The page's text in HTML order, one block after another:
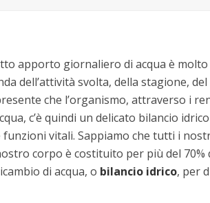
apporto giornaliero di acqua è molto
dell’attività svolta, della stagione,
che l’organismo, attraverso i
c’è quindi un delicato bilancio
funzioni vitali. Sappiamo che tutti i
corpo è costituito per più del
di acqua, o bilancio idrico, per